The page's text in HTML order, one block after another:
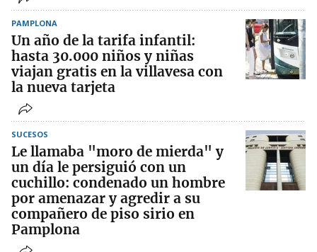
PAMPLONA
Un año de la tarifa infantil:
hasta 30.000 niños y niñas
viajan gratis en la villavesa con
la nueva tarjeta
SUCESOS
Le llamaba "moro de mierda" y
un día le persiguió con un
cuchillo: condenado un hombre
por amenazar y agredir a su
compañero de piso sirio en
Pamplona